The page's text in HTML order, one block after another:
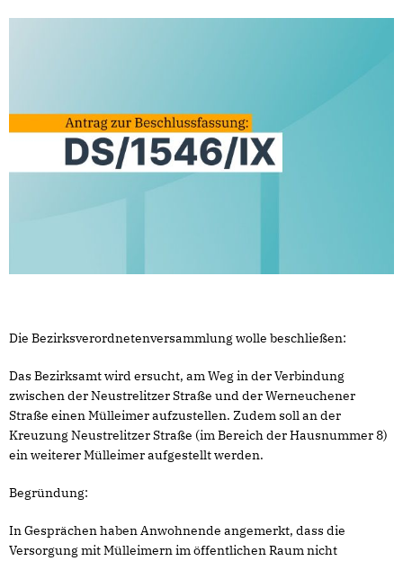
Die Bezirksverordnetenversammlung wolle beschließen:
Das Bezirksamt wird ersucht, am Weg in der Verbindung
zwischen der Neustrelitzer Straße und der Werneuchener
Straße einen Mülleimer aufzustellen. Zudem soll an der
Kreuzung Neustrelitzer Straße (im Bereich der Hausnummer 8)
ein weiterer Mülleimer aufgestellt werden.
Begründung:
In Gesprächen haben Anwohnende angemerkt, dass die
Versorgung mit Mülleimern im öffentlichen Raum nicht